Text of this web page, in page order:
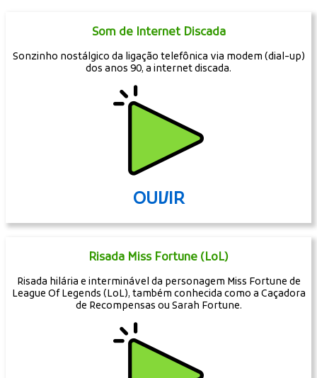
Som de Internet Discada
Sonzinho nostálgico da ligação telefônica via modem (dial-up)
dos anos 90, a internet discada.
OUVIR
Risada Miss Fortune (LoL)
Risada hilária e interminável da personagem Miss Fortune de
League Of Legends (LoL), também conhecida como a Caçadora
de Recompensas ou Sarah Fortune.